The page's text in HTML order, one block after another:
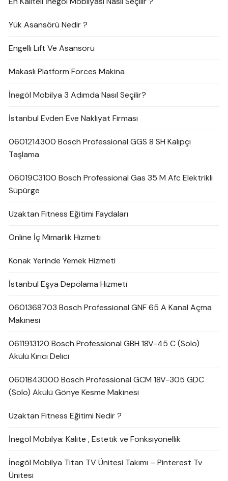
Yük Asansörü Nedir ?
Engelli Lift Ve Asansörü
Makaslı Platform Forces Makina
İnegöl Mobilya 3 Adımda Nasıl Seçilir?
İstanbul Evden Eve Nakliyat Firması
0601214300 Bosch Professional GGS 8 SH Kalıpçı
Taşlama
06019C3100 Bosch Professional Gas 35 M Afc Elektrikli
Süpürge
Uzaktan Fitness Eğitimi Faydaları
Online İç Mimarlık Hizmeti
Konak Yerinde Yemek Hizmeti
İstanbul Eşya Depolama Hizmeti
0601368703 Bosch Professional GNF 65 A Kanal Açma
Makinesi
0611913120 Bosch Professional GBH 18V-45 C (Solo)
Akülü Kırıcı Delici
0601B43000 Bosch Professional GCM 18V-305 GDC
(Solo) Akülü Gönye Kesme Makinesi
Uzaktan Fitness Eğitimi Nedir ?
İnegöl Mobilya: Kalite , Estetik ve Fonksiyonellik
İnegöl Mobilya Titan TV Ünitesi Takımı – Pinterest Tv
Ünitesi